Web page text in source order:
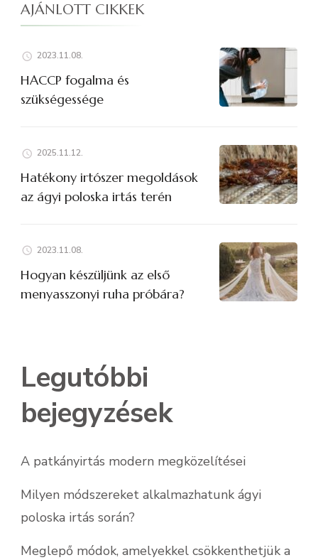
AJÁNLOTT CIKKEK
2023.11.08.
HACCP fogalma és
szükségessége
2025.11.12.
Hatékony irtószer megoldások
az ágyi poloska irtás terén
2023.11.08.
Hogyan készüljünk az első
menyasszonyi ruha próbára?
Legutóbbi
bejegyzések
A patkányirtás modern megközelítései
Milyen módszereket alkalmazhatunk ágyi
poloska irtás során?
Meglepő módok, amelyekkel csökkenthetjük a